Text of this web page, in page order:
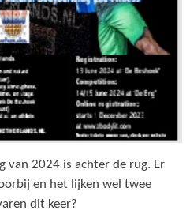
van 2024 is achter de rug. Er
en het lijken wel twee
dit keer?